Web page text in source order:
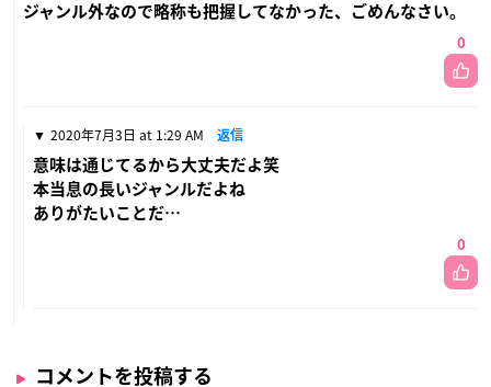
ジャンル外なので略称も把握してなかった、ごめんなさい。
0
2020年7月3日 at 1:29 AM 返信
意味は通じてるから大丈夫だよ笑
本当息の長いジャンルだよね
ありがたいことだ…
0
コメントを投稿する